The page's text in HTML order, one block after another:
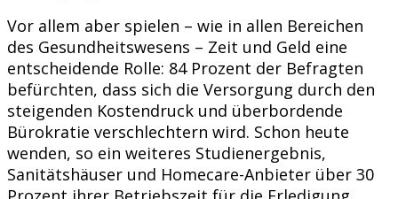
Vor allem aber spielen – wie in allen Bereichen
des Gesundheitswesens – Zeit und Geld eine
entscheidende Rolle: 84 Prozent der Befragten
befürchten, dass sich die Versorgung durch den
steigenden Kostendruck und überbordende
Bürokratie verschlechtern wird. Schon heute
wenden, so ein weiteres Studienergebnis,
Sanitätshäuser und Homecare-Anbieter über 30